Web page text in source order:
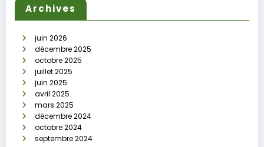
Archives
juin 2026
décembre 2025
octobre 2025
juillet 2025
juin 2025
avril 2025
mars 2025
décembre 2024
octobre 2024
septembre 2024